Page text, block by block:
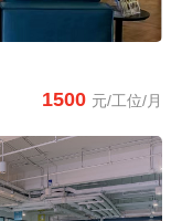
1500 元/工位/月